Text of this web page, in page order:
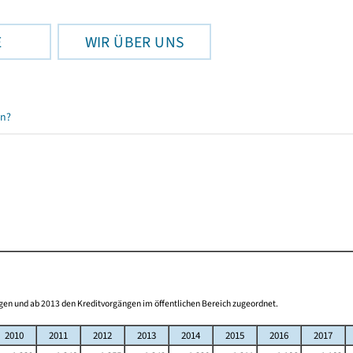
WIR ÜBER UNS
und ab 2013 den Kreditvorgängen im öffentlichen Bereich zugeordnet.
2010 2011 2012 2013 2014 2015 2016
2017